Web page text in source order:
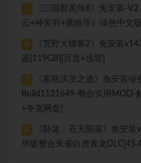
5
《三国群英传8》免安装-
云+神关羽+虞姬等）绿色中文
6
《荒野大镖客2》免安装
器[119GB][百度+迅雷]
7
《霍格沃茨之遗》免安装
Build1121649-整合实用MOD-
+夸克网盘]
8
《卧龙：苍天陨落》免安
华版整合朱雀白虎青龙